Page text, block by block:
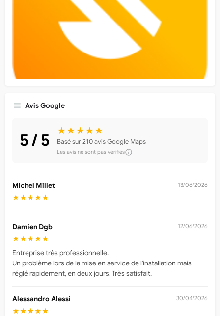
Avis Google
5 / 5 ★★★★★
Basé sur 210 avis Google Maps
Les avis ne sont pas vérifiés
Michel Millet 13/06/2026
★★★★★
Damien Dgb 12/06/2026
★★★★★
Entreprise très professionnelle.
Un problème lors de la mise en service de l'installation mais
réglé rapidement, en deux jours. Très satisfait.
Alessandro Alessi 30/04/2026
★★★★★